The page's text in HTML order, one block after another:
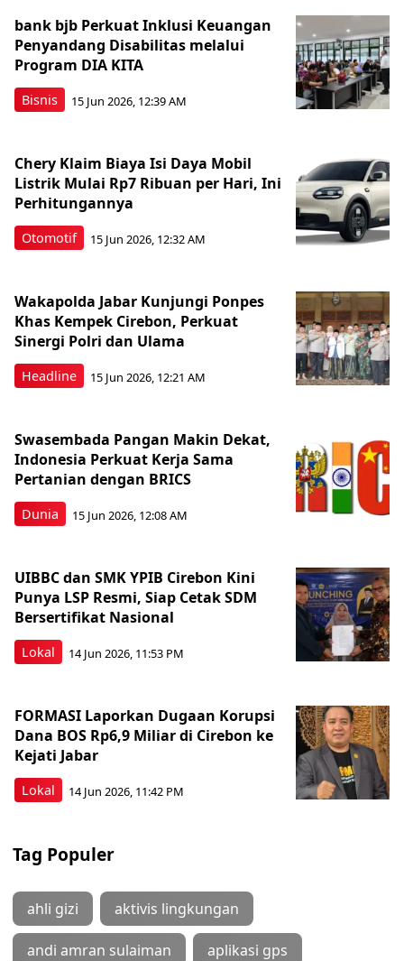
Bisnis
bank bjb Perkuat Inklusi Keuangan
Penyandang Disabilitas melalui
Program DIA KITA
15 Jun 2026, 12:39 AM
Otomotif
Chery Klaim Biaya Isi Daya Mobil
Listrik Mulai Rp7 Ribuan per Hari, Ini
Perhitungannya
15 Jun 2026, 12:32 AM
Headline
Wakapolda Jabar Kunjungi Ponpes
Khas Kempek Cirebon, Perkuat
Sinergi Polri dan Ulama
15 Jun 2026, 12:21 AM
Dunia
Swasembada Pangan Makin Dekat,
Indonesia Perkuat Kerja Sama
Pertanian dengan BRICS
15 Jun 2026, 12:08 AM
Lokal
UIBBC dan SMK YPIB Cirebon Kini
Punya LSP Resmi, Siap Cetak SDM
Bersertifikat Nasional
14 Jun 2026, 11:53 PM
Lokal
FORMASI Laporkan Dugaan Korupsi
Dana BOS Rp6,9 Miliar di Cirebon ke
Kejati Jabar
14 Jun 2026, 11:42 PM
Tag Populer
ahli gizi aktivis lingkungan
andi amran sulaiman aplikasi gps